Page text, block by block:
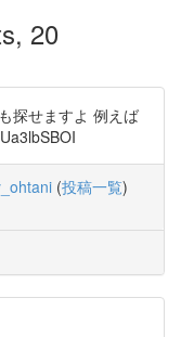
20
探せますよ 例えば
(投稿一覧)